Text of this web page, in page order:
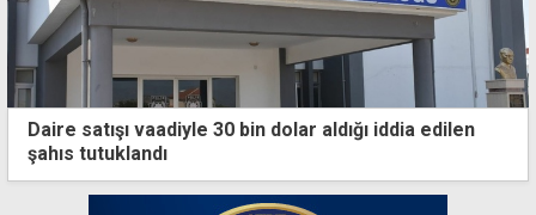
Daire satışı vaadiyle 30 bin dolar aldığı iddia edilen
şahıs tutuklandı